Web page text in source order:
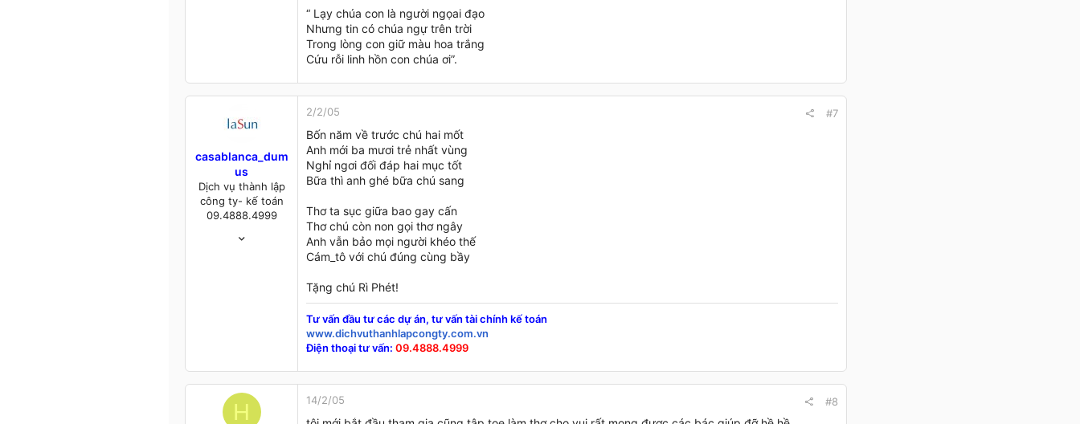
“ Lạy chúa con là người ngọai đạo
Nhưng tin có chúa ngự trên trời
Trong lòng con giữ màu hoa trắng
Cứu rỗi linh hồn con chúa ơi”.
casablanca_dum
us
Dịch vụ thành lập
công ty- kế toán
09.4888.4999
2/2/05 #7
Bốn năm về trước chú hai mốt
Anh mới ba mươi trẻ nhất vùng
Nghỉ ngơi đối đáp hai mục tốt
Bữa thì anh ghé bữa chú sang
Thơ ta sục giữa bao gay cấn
Thơ chú còn non gọi thơ ngây
Anh vẫn bảo mọi người khéo thế
Cám_tô với chú đúng cùng bầy
Tặng chú Rì Phét!
Tư vấn đầu tư các dự án, tư vấn tài chính kế toán
www.dichvuthanhlapcongty.com.vn
Điện thoại tư vấn: 09.4888.4999
H 14/2/05 #8